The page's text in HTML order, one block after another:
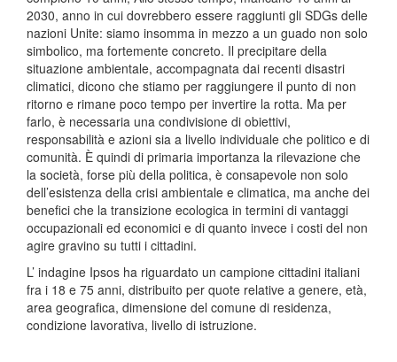
2030, anno in cui dovrebbero essere raggiunti gli SDGs delle
nazioni Unite: siamo insomma in mezzo a un guado non solo
simbolico, ma fortemente concreto. Il precipitare della
situazione ambientale, accompagnata dai recenti disastri
climatici, dicono che stiamo per raggiungere il punto di non
ritorno e rimane poco tempo per invertire la rotta. Ma per
farlo, è necessaria una condivisione di obiettivi,
responsabilità e azioni sia a livello individuale che politico e di
comunità. È quindi di primaria importanza la rilevazione che
la società, forse più della politica, è consapevole non solo
dell’esistenza della crisi ambientale e climatica, ma anche dei
benefici che la transizione ecologica in termini di vantaggi
occupazionali ed economici e di quanto invece i costi del non
agire gravino su tutti i cittadini.
L’ indagine Ipsos ha riguardato un campione cittadini italiani
fra i 18 e 75 anni, distribuito per quote relative a genere, età,
area geografica, dimensione del comune di residenza,
condizione lavorativa, livello di istruzione.